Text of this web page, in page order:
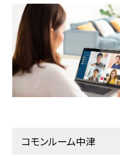
コモンルーム中津